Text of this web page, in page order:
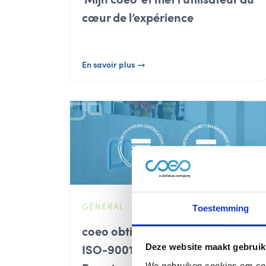
Toestemming
Deze website maakt
cœur de l’expérience
En savoir plus
GÉNÉRAL
coeo obtient les certifications
ISO-9001 et ISO-27001 aux Pays-